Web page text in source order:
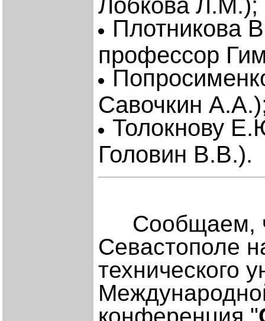
Плотникова
профессор
Савочкин
Толокнову
Головин В.В.).
Сообщаем,
Севастополе
технического
конференция "